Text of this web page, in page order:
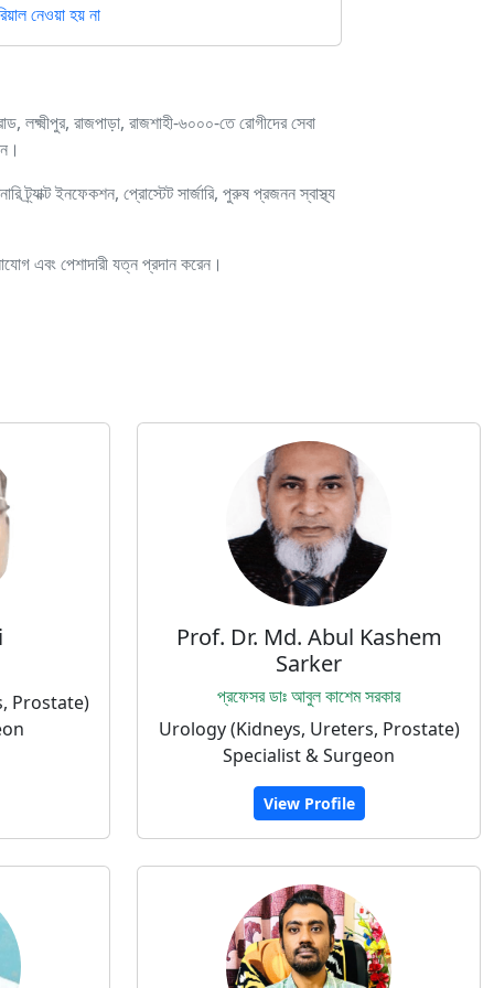
নেওয়া হয় না
রাজপাড়া, রাজশাহী-৬০০০-তে রোগীদের সেবা
ট্র্যাক্ট ইনফেকশন, প্রোস্টেট সার্জারি, পুরুষ প্রজনন স্বাস্থ্য
এবং পেশাদারী যত্ন প্রদান করেন।
Prostate)
Prof. Dr. Md. Abul Kashem
Sarker
প্রফেসর ডাঃ আবুল কাশেম সরকার
Urology (Kidneys, Ureters, Prostate)
Specialist & Surgeon
View Profile